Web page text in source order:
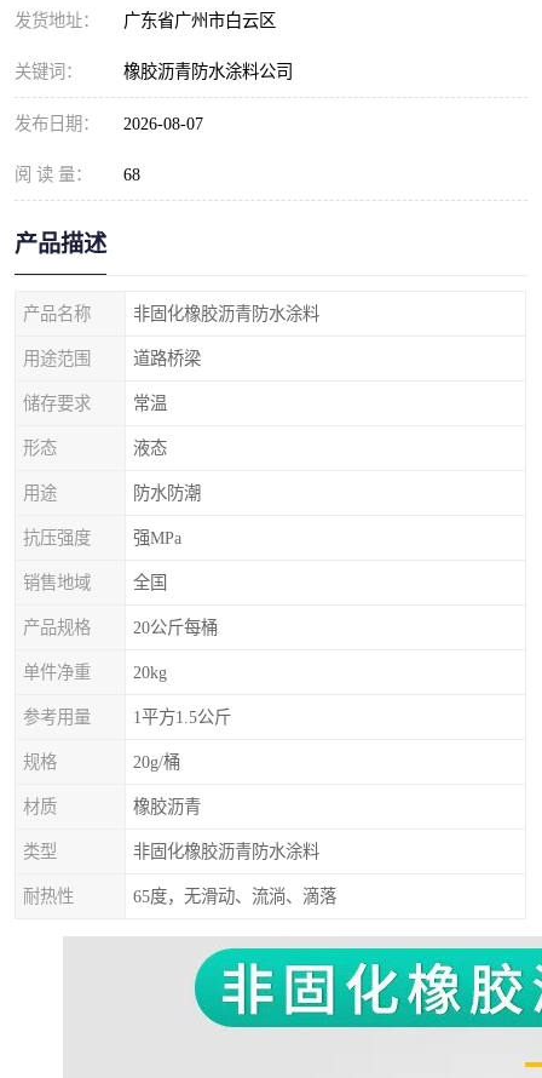
发货地址： 广东省广州市白云区
关键词： 橡胶沥青防水涂料公司
发布日期： 2026-08-07
阅 读 量： 68
产品描述
产品名称 非固化橡胶沥青防水涂料
用途范围 道路桥梁
储存要求 常温
形态 液态
用途 防水防潮
抗压强度 强MPa
销售地域 全国
产品规格 20公斤每桶
单件净重 20kg
参考用量 1平方1.5公斤
规格 20g/桶
材质 橡胶沥青
类型 非固化橡胶沥青防水涂料
耐热性 65度，无滑动、流淌、滴落